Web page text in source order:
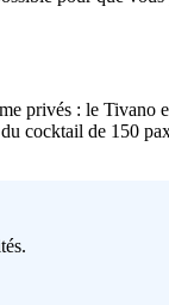
privés : le Tivano
cocktail de 150